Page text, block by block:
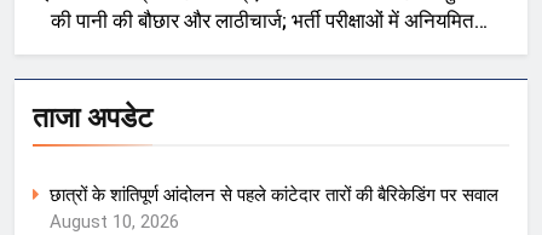
की पानी की बौछार और लाठीचार्ज; भर्ती परीक्षाओं में अनियमितता
को लेकर प्रदर्शन
ताजा अपडेट
छात्रों के शांतिपूर्ण आंदोलन से पहले कांटेदार तारों की बैरिकेडिंग पर सवाल
August 10, 2026